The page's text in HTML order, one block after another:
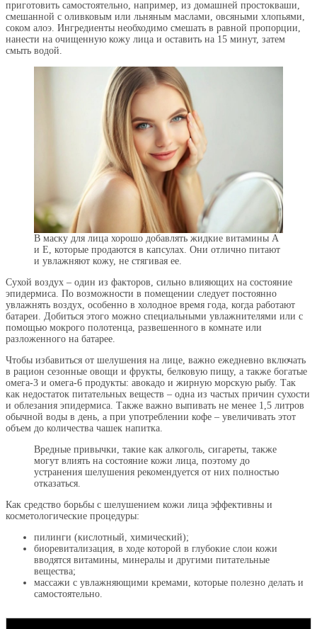
приготовить самостоятельно, например, из домашней простокваши,
смешанной с оливковым или льняным маслами, овсяными хлопьями,
соком алоэ. Ингредиенты необходимо смешать в равной пропорции,
нанести на очищенную кожу лица и оставить на 15 минут, затем
смыть водой.
В маску для лица хорошо добавлять жидкие витамины А
и Е, которые продаются в капсулах. Они отлично питают
и увлажняют кожу, не стягивая ее.
Сухой воздух – один из факторов, сильно влияющих на состояние
эпидермиса. По возможности в помещении следует постоянно
увлажнять воздух, особенно в холодное время года, когда работают
батареи. Добиться этого можно специальными увлажнителями или с
помощью мокрого полотенца, развешенного в комнате или
разложенного на батарее.
Чтобы избавиться от шелушения на лице, важно ежедневно включать
в рацион сезонные овощи и фрукты, белковую пищу, а также богатые
омега-3 и омега-6 продукты: авокадо и жирную морскую рыбу. Так
как недостаток питательных веществ – одна из частых причин сухости
и облезания эпидермиса. Также важно выпивать не менее 1,5 литров
обычной воды в день, а при употреблении кофе – увеличивать этот
объем до количества чашек напитка.
Вредные привычки, такие как алкоголь, сигареты, также
могут влиять на состояние кожи лица, поэтому до
устранения шелушения рекомендуется от них полностью
отказаться.
Как средство борьбы с шелушением кожи лица эффективны и
косметологические процедуры:
пилинги (кислотный, химический);
биоревитализация, в ходе которой в глубокие слои кожи
вводятся витамины, минералы и другими питательные
вещества;
массажи с увлажняющими кремами, которые полезно делать и
самостоятельно.